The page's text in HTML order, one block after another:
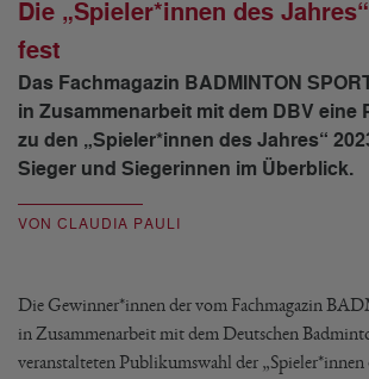
Die „Spieler*innen des
fest
Das Fachmagazin BADMINTON
in Zusammenarbeit mit dem DBV eine
zu den „Spieler*innen des Jahres“
Sieger und Siegerinnen im Überblick.
VON CLAUDIA PAULI
Die Gewinner*innen der vom Fachmagazin
in Zusammenarbeit mit dem Deutschen
veranstalteten Publikumswahl der „Spieler*innen